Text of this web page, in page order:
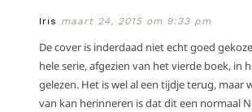
Iris maart 24, 2015 om 9:33 pm
De cover is inderdaad niet echt goed
hele serie, afgezien van het vierde boek, in
gelezen. Het is wel al een tijdje terug, maar
van kan herinneren is dat dit een normaal